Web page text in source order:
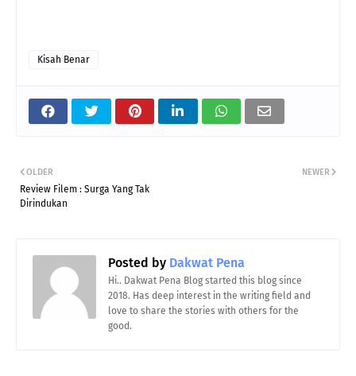
Kisah Benar
NEWER
OLDER
Review Filem : Surga Yang Tak
Dirindukan
Posted by Dakwat Pena
Hi.. Dakwat Pena Blog started this blog since
2018. Has deep interest in the writing field and
love to share the stories with others for the
good.